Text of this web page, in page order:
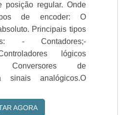
posição regular. Onde
de encoder: O
Principais tipos
- Contadores;-
lógicos
Conversores de
sinais analógicos.O
AGORA